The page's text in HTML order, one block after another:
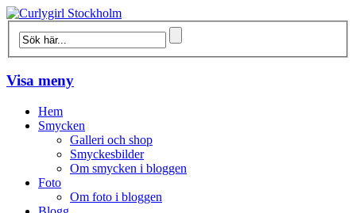
Visa meny
Hem
Smycken
Galleri och shop
Smyckesbilder
Om smycken i bloggen
Foto
Om foto i bloggen